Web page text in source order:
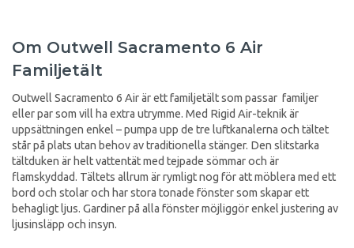
Om Outwell Sacramento 6 Air
Familjetält
Outwell Sacramento 6 Air är ett familjetält som passar familjer
eller par som vill ha extra utrymme. Med Rigid Air-teknik är
uppsättningen enkel – pumpa upp de tre luftkanalerna och tältet
står på plats utan behov av traditionella stänger. Den slitstarka
tältduken är helt vattentät med tejpade sömmar och är
flamskyddad. Tältets allrum är rymligt nog för att möblera med ett
bord och stolar och har stora tonade fönster som skapar ett
behagligt ljus. Gardiner på alla fönster möjliggör enkel justering av
ljusinsläpp och insyn.